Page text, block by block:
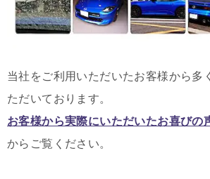
当社をご利用いただいたお客様から多
ただいております。
お客様から実際にいただいたお喜びの
からご覧ください。